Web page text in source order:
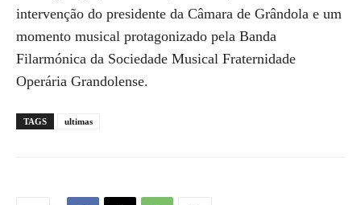
intervenção do presidente da Câmara de Grândola e um
momento musical protagonizado pela Banda
Filarmónica da Sociedade Musical Fraternidade
Operária Grandolense.
TAGS ultimas